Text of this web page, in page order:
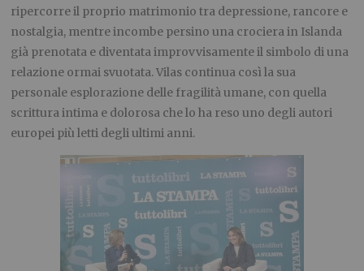
ripercorre il proprio matrimonio tra depressione, rancore e
nostalgia, mentre incombe persino una crociera in Islanda
già prenotata e diventata improvvisamente il simbolo di una
relazione ormai svuotata. Vilas continua così la sua
personale esplorazione delle fragilità umane, con quella
scrittura intima e dolorosa che lo ha reso uno degli autori
europei più letti degli ultimi anni.